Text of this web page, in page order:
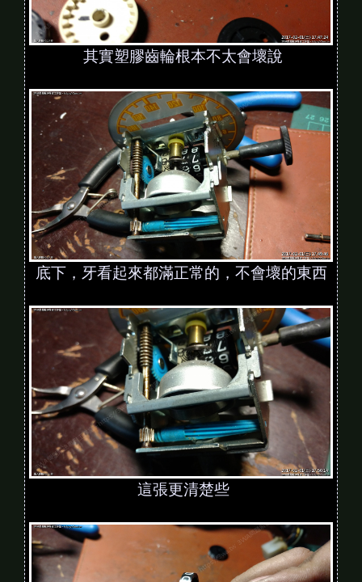
其實塑膠齒輪根本不太會壞說
底下，牙看起來都滿正常的，不會壞的東西
這張更清楚些